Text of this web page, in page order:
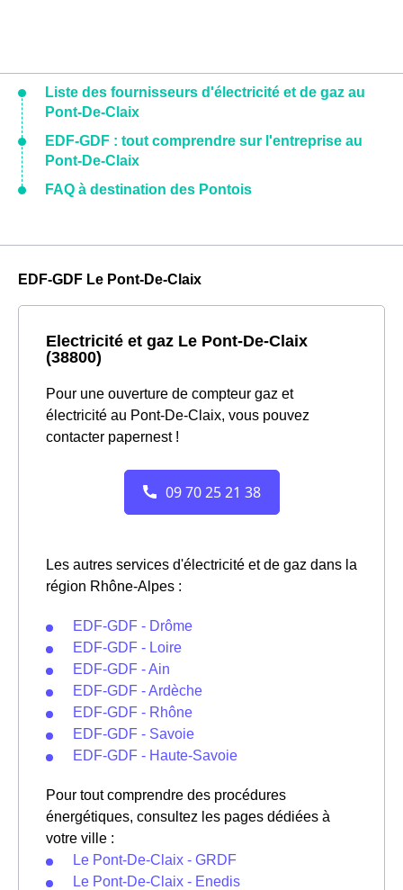
Liste des fournisseurs d'électricité et de gaz au
Pont-De-Claix
EDF-GDF : tout comprendre sur l'entreprise au
Pont-De-Claix
FAQ à destination des Pontois
EDF-GDF Le Pont-De-Claix
Electricité et gaz Le Pont-De-Claix
(38800)
Pour une ouverture de compteur gaz et
électricité au Pont-De-Claix, vous pouvez
contacter papernest !
Les autres services d'électricité et de gaz dans la
région Rhône-Alpes :
EDF-GDF - Drôme
EDF-GDF - Loire
EDF-GDF - Ain
EDF-GDF - Ardèche
EDF-GDF - Rhône
EDF-GDF - Savoie
EDF-GDF - Haute-Savoie
Pour tout comprendre des procédures
énergétiques, consultez les pages dédiées à
votre ville :
Le Pont-De-Claix - GRDF
Le Pont-De-Claix - Enedis